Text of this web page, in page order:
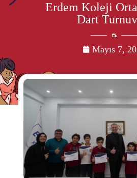
Erdem Koleji
Dart
Mayıs 7,